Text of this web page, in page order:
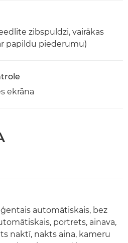
zibspuldzi, vairākas
papildu piederumu)
ekrāna
automātiskais, bez
portrets, ainava,
naktī, nakts aina, kameru